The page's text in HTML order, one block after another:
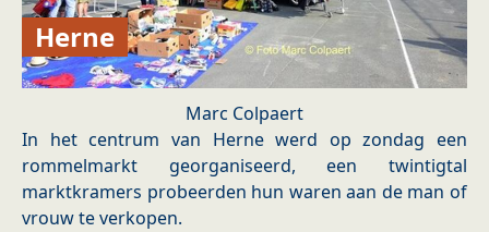
Herne
Marc Colpaert
In het centrum van Herne werd op zondag een
rommelmarkt georganiseerd, een twintigtal
marktkramers probeerden hun waren aan de man of
vrouw te verkopen.